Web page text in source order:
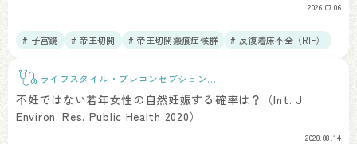
2026.07.06
# 子宮鏡 # 帝王切開 # 帝王切開瘢痕症候群
# 反復着床不全（RIF）
ライフスタイル・プレコンセプションケ
不妊ではない若年女性の自然妊娠する確率は？（Int. J.
Environ. Res. Public Health 2020）
2020.08.14